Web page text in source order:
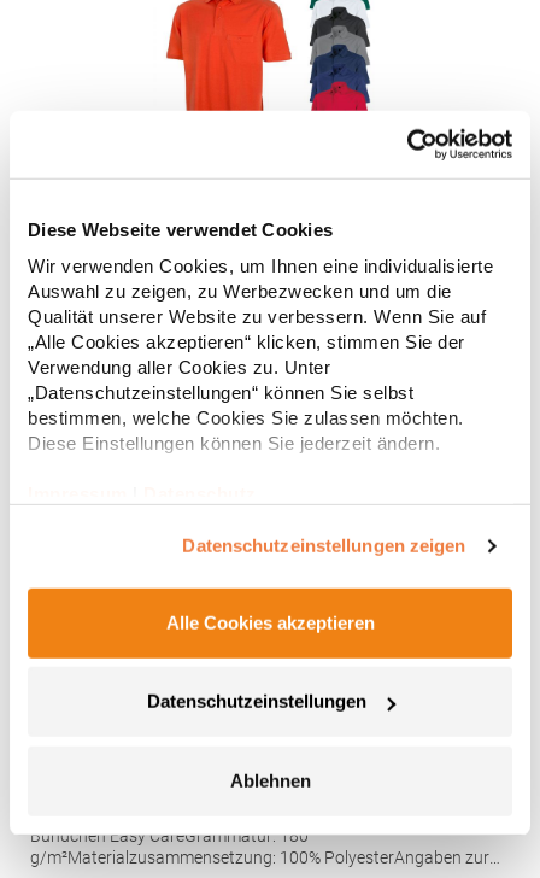
Diese Webseite verwendet Cookies
Wir verwenden Cookies, um Ihnen eine individualisierte
Auswahl zu zeigen, zu Werbezwecken und um die
Qualität unserer Website zu verbessern. Wenn Sie auf
„Alle Cookies akzeptieren“ klicken, stimmen Sie der
Verwendung aller Cookies zu. Unter
„Datenschutzeinstellungen“ können Sie selbst
bestimmen, welche Cookies Sie zulassen möchten.
Diese Einstellungen können Sie jederzeit ändern.
Datenschutzeinstellungen zeigen
Alle Cookies akzeptieren
Datenschutzeinstellungen
Ablehnen
Strapazierfähiges Polohemd aus Mischgewebe Overlock-Nähte
mit Polyfilm für Formstabilität Flachstrick-Kragen und
Ärmelbündchen in Rippstrick Doppelnähte an Schultern
Verstärkte Nähte an stark beanspruchten Stellen Neutrales
Etikett im Kragen für die einfache Veredelung/Personalisierung
Verstärkte Knopfleiste mit drei Knöpfen Aufgesetzte
Brusttasche mit Knopfverschluss Verstärkte Seitenschlitze
Ersatzknopf Stehkragen Angesetzte Ärmel Weiches Piquet-
Gewebe mit COOL-DRY feuchtigkeitsabsorbierenden
auf der linken BrustseiteGrammatur: 200
BaumwolleAngaben zur Produktsicherheit: Herst.-Nr.:
* Preise inkl. gesetzlicher Mwst. +
Bündchen Easy CareGrammatur: 180
g/m²Materialzusammensetzung: 100% PolyesterAngaben zur